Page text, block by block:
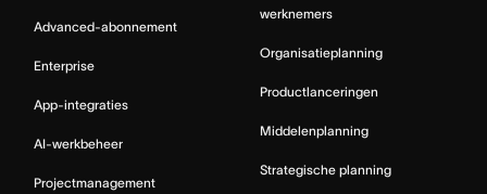
Advanced-abonnement
Enterprise
App-integraties
AI-werkbeheer
Projectmanagement
werknemers
Organisatieplanning
Productlanceringen
Middelenplanning
Strategische planning